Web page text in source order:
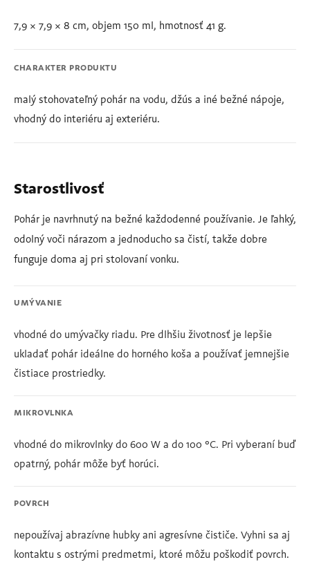
7,9 × 7,9 × 8 cm, objem 150 ml, hmotnosť 41 g.
CHARAKTER PRODUKTU
malý stohovateľný pohár na vodu, džús a iné bežné nápoje,
vhodný do interiéru aj exteriéru.
Starostlivosť
Pohár je navrhnutý na bežné každodenné používanie. Je ľahký,
odolný voči nárazom a jednoducho sa čistí, takže dobre
funguje doma aj pri stolovaní vonku.
UMÝVANIE
vhodné do umývačky riadu. Pre dlhšiu životnosť je lepšie
ukladať pohár ideálne do horného koša a používať jemnejšie
čistiace prostriedky.
MIKROVLNKA
vhodné do mikrovlnky do 600 W a do 100 °C. Pri vyberaní buď
opatrný, pohár môže byť horúci.
POVRCH
nepoužívaj abrazívne hubky ani agresívne čističe. Vyhni sa aj
kontaktu s ostrými predmetmi, ktoré môžu poškodiť povrch.